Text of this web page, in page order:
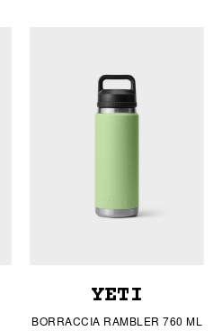
YETI
BORRACCIA RAMBLER 760 ML